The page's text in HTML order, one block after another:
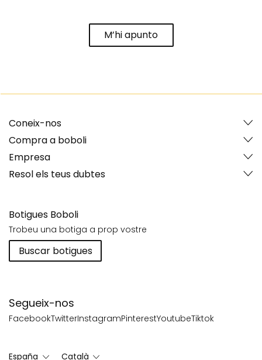
M’hi apunto
Segueix-nos
FacebookTwitterInstagramPinterestYoutubeTiktok
Coneix-nos
Compra a boboli
Empresa
Resol els teus dubtes
Botigues Boboli
Trobeu una botiga a prop vostre
Buscar botigues
España Català